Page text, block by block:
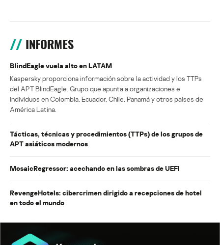
INFORMES
BlindEagle vuela alto en LATAM
Kaspersky proporciona información sobre la actividad y los TTPs
del APT BlindEagle. Grupo que apunta a organizaciones e
individuos en Colombia, Ecuador, Chile, Panamá y otros países de
América Latina.
Tácticas, técnicas y procedimientos (TTPs) de los grupos de
APT asiáticos modernos
MosaicRegressor: acechando en las sombras de UEFI
RevengeHotels: cibercrimen dirigido a recepciones de hotel
en todo el mundo